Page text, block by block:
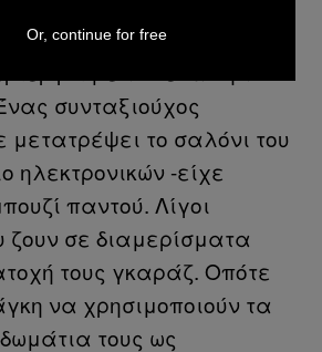
τις φωτογραφίες;
με τον έναν ή τον
συνταξιούχος
μετατρέψει το σαλόνι του
ηλεκτρονικών -είχε
παντού. Λίγοι
ζουν σε διαμερίσματα
τους γκαράζ. Οπότε
να χρησιμοποιούν τα
τους ως
Or, continue for free